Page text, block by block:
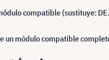
compatible (sustituye:
un módulo compatible